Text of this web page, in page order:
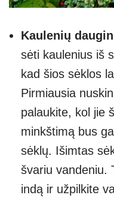
Kaulenių
sėti kaulenius iš
kad šios sėklos
Pirmiausia
palaukite, kol jie
minkštimą bus
sėklų. Išimtas
švariu vandeniu.
indą ir užpilkite